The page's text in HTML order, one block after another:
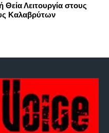
Θεία Λειτουργία στους
Καλαβρύτων